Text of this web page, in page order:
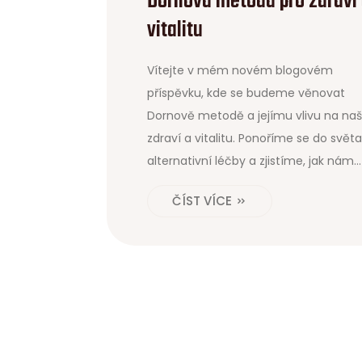
vitalitu
Vítejte v mém novém blogovém
příspěvku, kde se budeme věnovat
Dornově metodě a jejímu vlivu na
zdraví a vitalitu. Ponoříme se do světa
alternativní léčby a zjistíme, jak nám
prevenci a léčbě bolesti zad a dalších
ČÍST VÍCE